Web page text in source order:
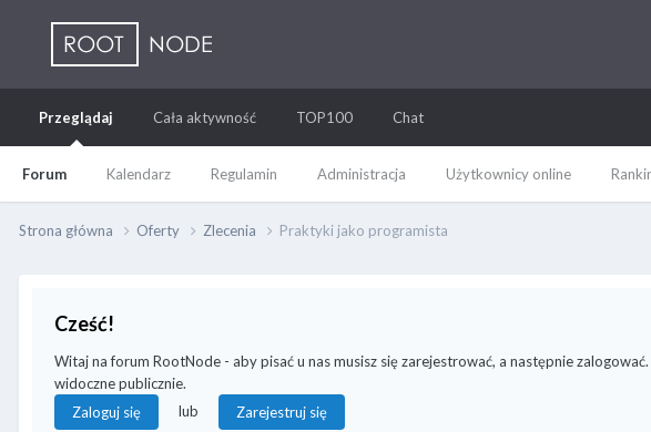
Przeglądaj
Forum Kalendarz Regulamin Administracja Użytkownicy online
Cała aktywność TOP100 Chat
Strona główna Oferty Zlecenia Praktyki jako programista
Cześć!
Witaj na forum RootNode - aby pisać u nas musisz się zarejestrować, a następnie
widoczne publicznie.
Zaloguj się
lub Zarejestruj się